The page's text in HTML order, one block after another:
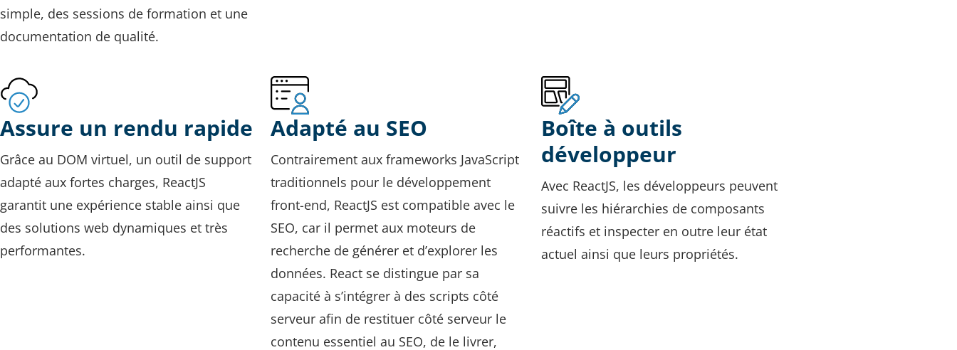
simple, des sessions de formation et une
documentation de qualité.
Assure un rendu rapide
Grâce au DOM virtuel, un outil de support
adapté aux fortes charges, ReactJS
garantit une expérience stable ainsi que
des solutions web dynamiques et très
performantes.
Adapté au SEO
Contrairement aux frameworks JavaScript
traditionnels pour le développement
front-end, ReactJS est compatible avec le
SEO, car il permet aux moteurs de
recherche de générer et d’explorer les
données. React se distingue par sa
capacité à s’intégrer à des scripts côté
serveur afin de restituer côté serveur le
contenu essentiel au SEO, de le livrer,
Boîte à outils
développeur
Avec ReactJS, les développeurs peuvent
suivre les hiérarchies de composants
réactifs et inspecter en outre leur état
actuel ainsi que leurs propriétés.